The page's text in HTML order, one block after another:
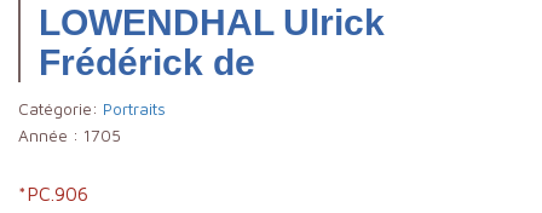
LOWENDHAL Ulrick
Frédérick de
Catégorie: Portraits
Année : 1705
*PC.906